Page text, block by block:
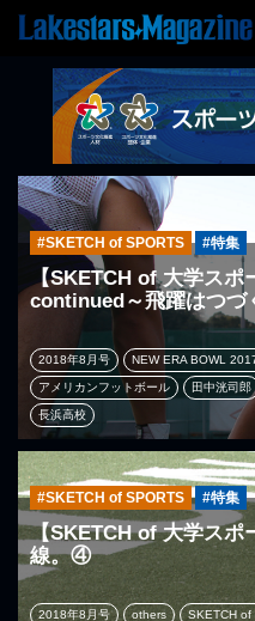
#SKETCH of SPORTS #特集
【SKETCH of 大学ス
continued～飛躍はつ
2018年8月号 NEW ERA BOWL
アメリカンフットボール 田中洸司郎
長浜高校
#SKETCH of SPORTS #特集
【SKETCH of 大学スポ
線。④
2018年8月号 others SKETCH of